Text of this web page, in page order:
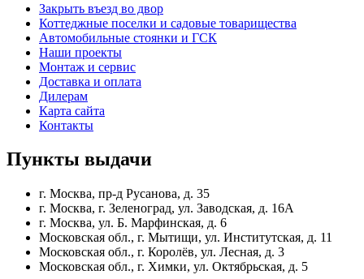
Закрыть въезд во двор
Коттеджные поселки и садовые товарищества
Автомобильные стоянки и ГСК
Наши проекты
Монтаж и сервис
Доставка и оплата
Дилерам
Карта сайта
Контакты
Пункты выдачи
г. Москва, пр-д Русанова, д. 35
г. Москва, г. Зеленоград, ул. Заводская, д. 16А
г. Москва, ул. Б. Марфинская, д. 6
Московская обл., г. Мытищи, ул. Институтская, д. 11
Московская обл., г. Королёв, ул. Лесная, д. 3
Московская обл., г. Химки, ул. Октябрьская, д. 5